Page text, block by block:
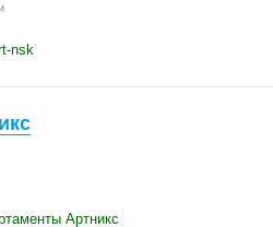
nsk
Артникс